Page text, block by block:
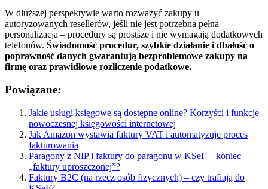
W dłuższej perspektywie warto rozważyć zakupy u
autoryzowanych resellerów, jeśli nie jest potrzebna pełna
personalizacja – procedury są prostsze i nie wymagają dodatkowych
telefonów. Świadomość procedur, szybkie działanie i dbałość o
poprawność danych gwarantują bezproblemowe zakupy na
firmę oraz prawidłowe rozliczenie podatkowe.
Powiązane:
Jakie usługi księgowe są dostępne online? Korzyści i funkcje
nowoczesnej księgowości internetowej
Jak Amazon wystawia faktury VAT i automatyzuje proces
fakturowania
Paragony z NIP i faktury do paragonu w KSeF – koniec
„faktury uproszczonej”?
Faktury B2C (na rzecz osób fizycznych) – czy trafiają do